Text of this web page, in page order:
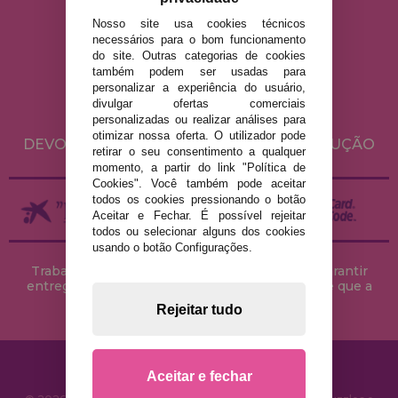
AVISO LEGAL
POLÍTICA DE PRIVACIDADE
POLÍTICA DE COOKIES
ENVIO E DEVOLUÇÕES
DEVOLUÇÕES / DIREITO DE LIVRE RESOLUÇÃO
Trabalhamos com stocks permanentes para garantir
entregas rápidas no território peninsular, desde que a
encomenda seja feita até às 18h00.
Nosso site usa cookies técnicos
necessários para o bom funcionamento
do site. Outras categorias de cookies
também podem ser usadas para
personalizar a experiência do usuário,
divulgar ofertas comerciais
personalizadas ou realizar análises para
otimizar nossa oferta. O utilizador pode
retirar o seu consentimento a qualquer
momento, a partir do link "Política de
Cookies". Você também pode aceitar
todos os cookies pressionando o botão
Aceitar e Fechar. É possível rejeitar
todos ou selecionar alguns dos cookies
usando o botão Configurações.
Rejeitar tudo
Aceitar e fechar